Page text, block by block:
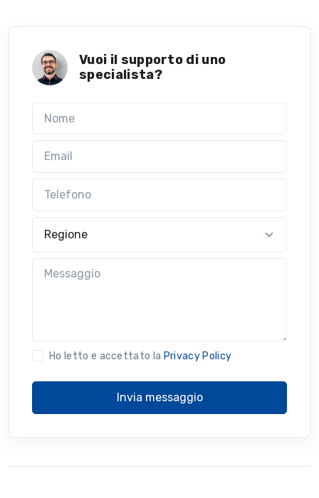
Vuoi il supporto di uno
specialista?
Ho letto e accettato la Privacy Policy
Invia messaggio